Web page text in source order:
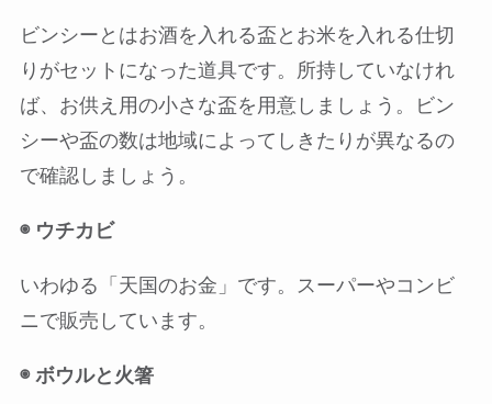
ビンシーとはお酒を入れる盃とお米を入れる仕切
りがセットになった道具です。所持していなけれ
ば、お供え用の小さな盃を用意しましょう。ビン
シーや盃の数は地域によってしきたりが異なるの
で確認しましょう。
◉ ウチカビ
いわゆる「天国のお金」です。スーパーやコンビ
ニで販売しています。
◉ ボウルと火箸